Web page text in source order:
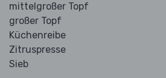
mittelgroßer Topf
großer Topf
Küchenreibe
Zitruspresse
Sieb